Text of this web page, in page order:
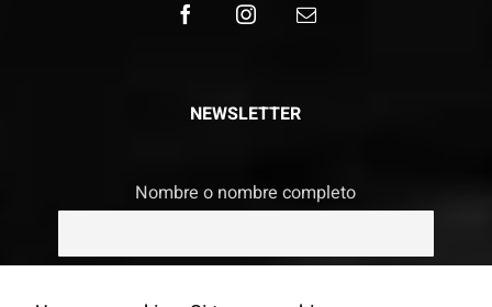
NEWSLETTER
Nombre o nombre completo